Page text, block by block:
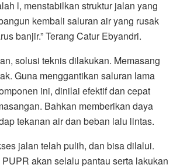
l, menstabilkan struktur jalan yang
kembali saluran air yang rusak
banjir.” Terang Catur Ebyandri.
solusi teknis dilakukan. Memasang
Guna menggantikan saluran lama
ini, dinilai efektif dan cepat
Bahkan memberikan daya
tekanan air dan beban lalu lintas.
jalan telah pulih, dan bisa dilalui.
akan selalu pantau serta lakukan